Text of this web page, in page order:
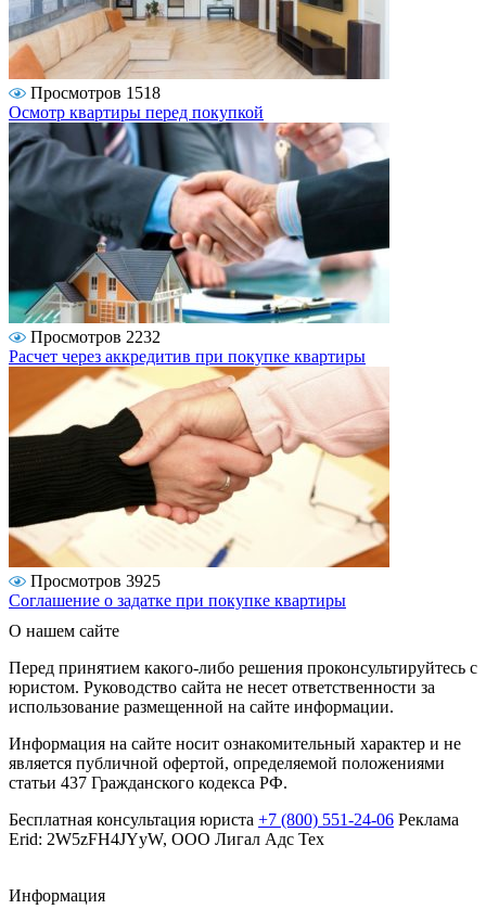
Просмотров 1518
Осмотр квартиры перед покупкой
Просмотров 2232
Расчет через аккредитив при покупке квартиры
Просмотров 3925
Соглашение о задатке при покупке квартиры
О нашем сайте
Перед принятием какого-либо решения проконсультируйтесь с
юристом. Руководство сайта не несет ответственности за
использование размещенной на сайте информации.
Информация на сайте носит ознакомительный характер и не
является публичной офертой, определяемой положениями
статьи 437 Гражданского кодекса РФ.
Бесплатная консультация юриста +7 (800) 551-24-06 Реклама
Erid: 2W5zFH4JYyW, ООО Лигал Адс Тех
Информация